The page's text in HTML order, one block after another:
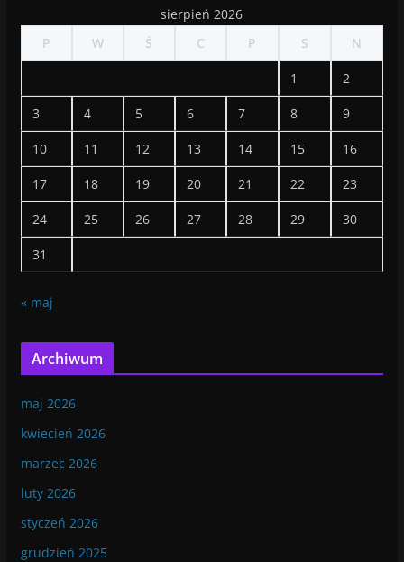
sierpień 2026
P
W Ś C P S N
1 2
3 4 5 6 7 8 9
10 11 12 13 14 15 16
17 18 19 20 21 22 23
24 25 26 27 28 29 30
31
« maj
Archiwum
maj 2026
kwiecień 2026
marzec 2026
luty 2026
styczeń 2026
grudzień 2025